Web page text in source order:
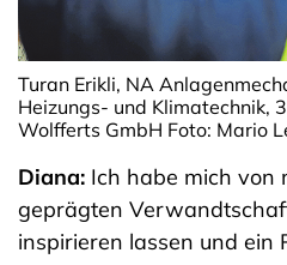
Turan Erikli, NA
Heizungs- und Klimatechnik,
Wolfferts GmbH Foto: Mario
Diana: Ich habe mich von
geprägten
inspirieren lassen und ein